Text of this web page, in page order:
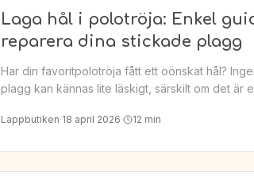
Laga hål i polotröja: Enkel
reparera dina stickade plagg
Har din favoritpolotröja fått ett oönskat hål?
plagg kan kännas lite läskigt, särskilt om det är
Lappbutiken·18 april 2026· 12 min